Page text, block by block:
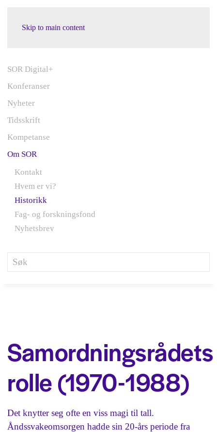
Skip to main content
SOR Digital+
Konferanser
Nyheter
Tidsskrift
Kompetanse
Om SOR
Kontakt
Hvem er vi?
Historikk
Fag- og forskningsfond
Nyhetsbrev
Samordningsrådets
rolle (1970-1988)
Det knytter seg ofte en viss magi til tall.
Åndssvakeomsorgen hadde sin 20-års periode fra